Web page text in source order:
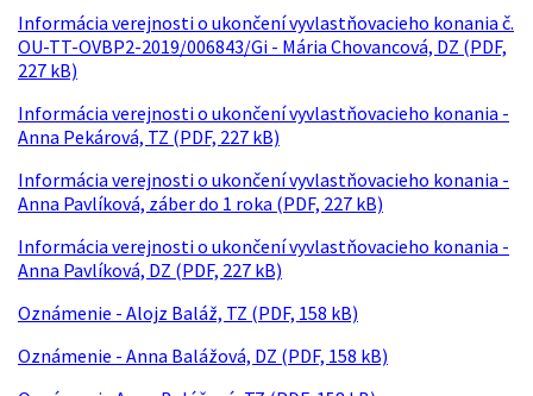
Informácia verejnosti o ukončení vyvlastňovacieho konania č.
OU-TT-OVBP2-2019/006843/Gi - Mária Chovancová, DZ (PDF,
227 kB)
Informácia verejnosti o ukončení vyvlastňovacieho konania -
Anna Pekárová, TZ (PDF, 227 kB)
Informácia verejnosti o ukončení vyvlastňovacieho konania -
Anna Pavlíková, záber do 1 roka (PDF, 227 kB)
Informácia verejnosti o ukončení vyvlastňovacieho konania -
Anna Pavlíková, DZ (PDF, 227 kB)
Oznámenie - Alojz Baláž, TZ (PDF, 158 kB)
Oznámenie - Anna Balážová, DZ (PDF, 158 kB)